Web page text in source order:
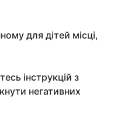
для дітей місці,
інструкцій з
негативних